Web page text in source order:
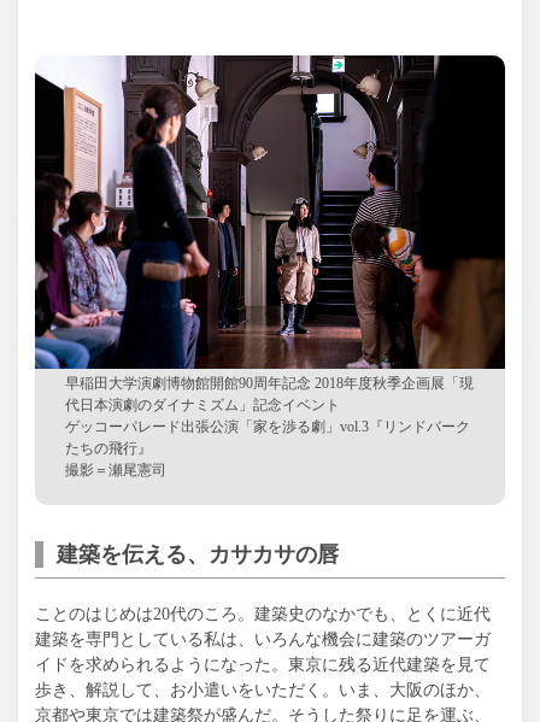
早稲田大学演劇博物館開館90周年記念 2018年度秋季企画展「現
代日本演劇のダイナミズム」記念イベント
ゲッコーパレード出張公演「家を渉る劇」 vol.3『リンドバーク
たちの飛行』
撮影＝瀬尾憲司
建築を伝える、カサカサの唇
ことのはじめは20代のころ。建築史のなかでも、とくに近代
建築を専門としている私は、いろんな機会に建築のツアーガ
イドを求められるようになった。東京に残る近代建築を見て
歩き、解説して、お小遣いをいただく。いま、 大阪のほか、
京都や東京では建築祭が盛んだ。そうした祭りに足を運ぶ、